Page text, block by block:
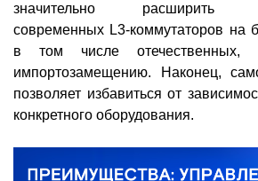
значительно расширить
современных L3-коммутаторов на
в том числе отечественных,
импортозамещению. Наконец,
позволяет избавиться от
конкретного оборудования.